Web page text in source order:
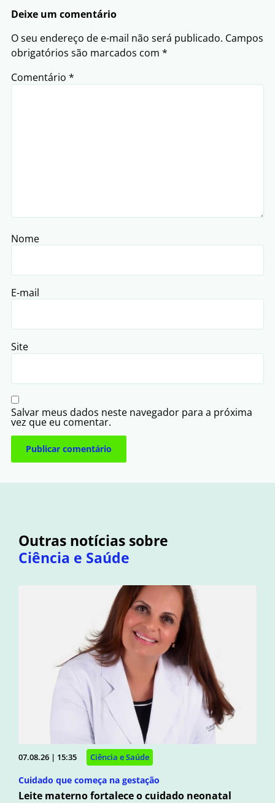
Deixe um comentário
O seu endereço de e-mail não será publicado. Campos
obrigatórios são marcados com *
Comentário *
Nome
E-mail
Site
Salvar meus dados neste navegador para a próxima
vez que eu comentar.
Outras notícias sobre
Ciência e Saúde
07.08.26 | 15:35 Ciência e Saúde
Cuidado que começa na gestação
Leite materno fortalece o cuidado neonatal